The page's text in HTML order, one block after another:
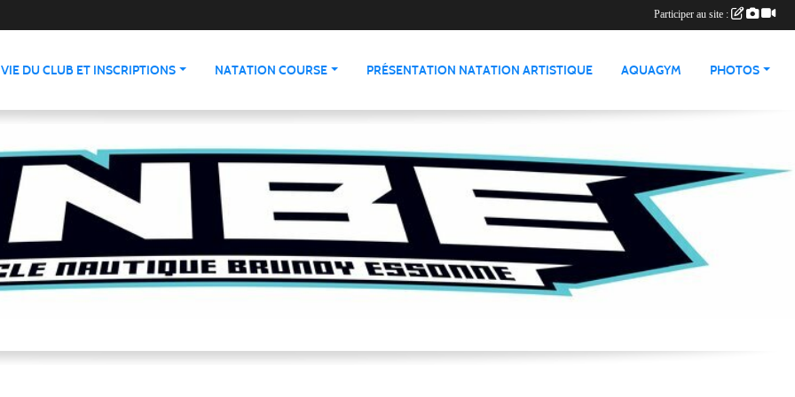
VIE DU CLUB ET INSCRIPTIONS NATATION COURSE PRÉSENTATION NATATION ARTISTIQUE AQUAGYM PHOTOS
Participer au site :